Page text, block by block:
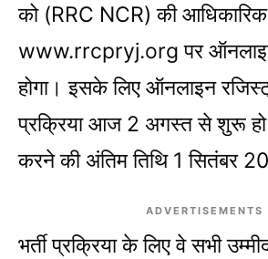
को (RRC NCR) की
www.rrcpryj.org पर
होगा। इसके लिए ऑनलाइन
प्रक्र‍िया आज 2 अगस्त से शुरू
करने की अंतिम तिथि 1 सितंबर
ADVERTISEMENTS
भर्ती प्रक्रिया के लिए वे सभी